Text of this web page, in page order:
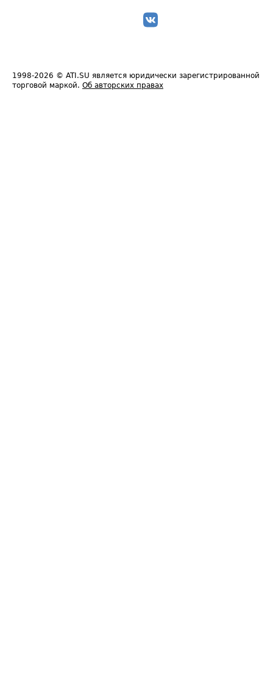
1998-2026 © ATI.SU является юридически зарегистрированной
торговой маркой. Об авторских правах